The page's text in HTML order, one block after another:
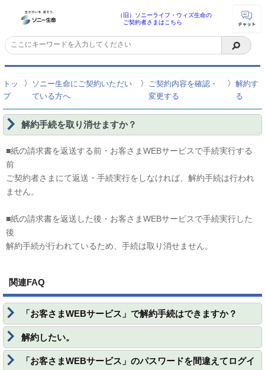
（旧）ソニーライフ・ウィズ生命の
ご契約者さまはこちら
トッ
プ
〉
ソニー生命にご契約いただい
ている方へ
〉
ご契約内容を確認・
変更する
〉解約す
る
解約手続を取り消せますか？
■紙の請求書を返送する前・お客さまWEBサービスで手続実行する
前
ご契約者さまにて返送・手続実行をしなければ、解約手続は行われ
ません。
■紙の請求書を返送した後・お客さまWEBサービスで手続実行した
後
解約手続が行われているため、手続は取り消せません。
関連FAQ
「お客さまWEBサービス」で解約手続はできますか？
解約したい。
「お客さまWEBサービス」のパスワードを間違えてログイ